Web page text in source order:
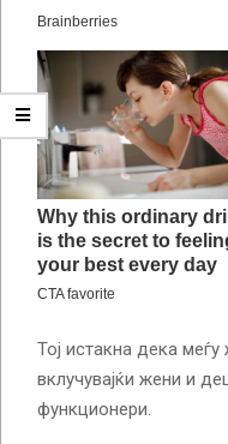
Тој истакна дека
вклучувајќи жени и
функционери.